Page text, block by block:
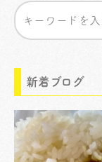
新着ブログ